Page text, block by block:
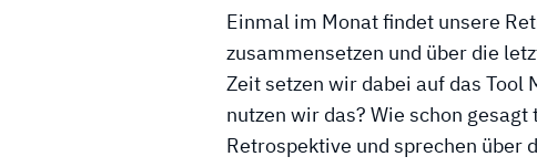
Einmal im Monat findet unsere
zusammensetzen und über die
Zeit setzen wir dabei auf das Tool
nutzen wir das? Wie schon
Retrospektive und sprechen über